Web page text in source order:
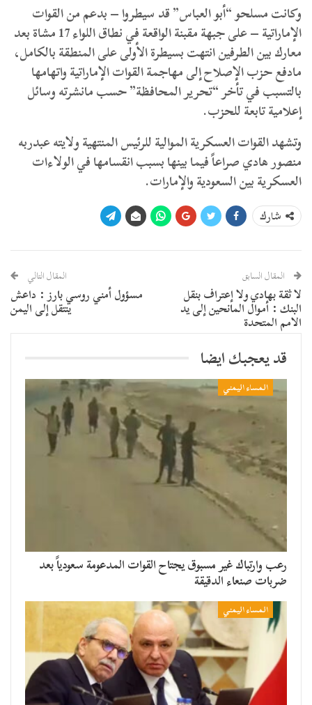
وكانت مسلحو “أبو العباس” قد سيطروا – بدعم من القوات
الإماراتية – على جبهة مقبنة الواقعة في نطاق اللواء 17 مشاة بعد
معارك بين الطرفين انتهت بسيطرة الأولى على المنطقة بالكامل،
مادفع حزب الإصلاح إلى مهاجمة القوات الإماراتية واتهامها
بالتسبب في تأخر “تحرير المحافظة” حسب مانشرته وسائل
إعلامية تابعة للحزب.
وتشهد القوات العسكرية الموالية للرئيس المنتهية ولايته عبدربه
منصور هادي صراعاً فيما بينها بسبب انقسامها في الولاءات
العسكرية بين السعودية والإمارات.
شارك
المقال السابق
لا ثقة بهادي ولا إعتراف بنقل
البنك : أموال المانحين إلى يد
الامم المتحدة
المقال التالي
مسؤول أمني روسي بارز : داعش
ينتقل إلى اليمن
قد يعجبك ايضا
المساء اليمني
رعب وارتباك غير مسبوق يجتاح القوات المدعومة سعودياً بعد
ضربات صنعاء الدقيقة
المساء اليمني